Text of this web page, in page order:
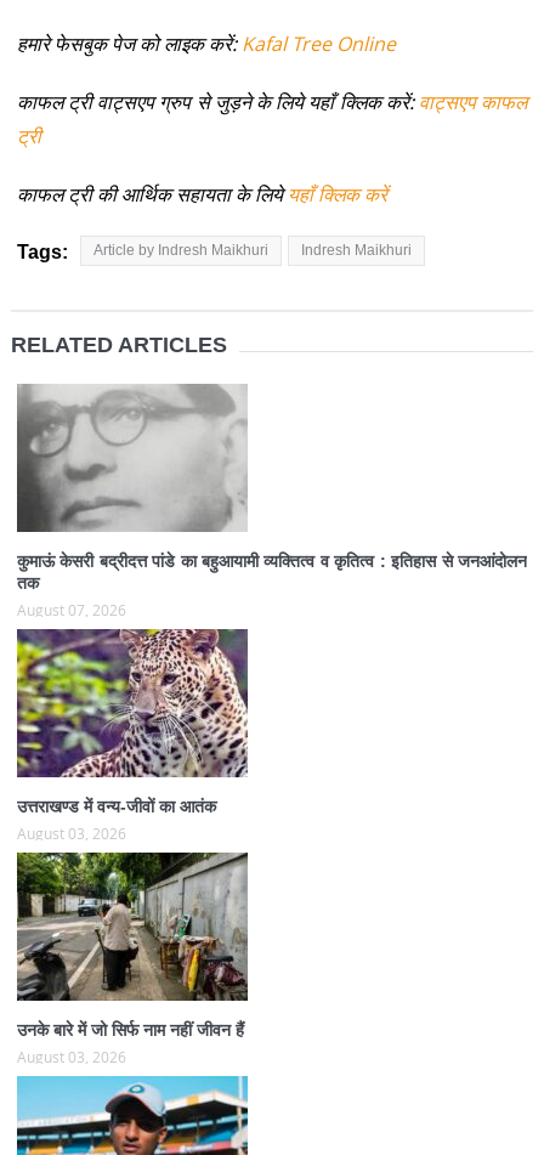
हमारे फेसबुक पेज को लाइक करें:Kafal Tree Online
काफल ट्री वाट्सएप ग्रुप से जुड़ने के लिये यहाँ क्लिक करें:वाट्सएप काफल
ट्री
काफल ट्री की आर्थिक सहायता के लियेयहाँ क्लिक करें
Tags: Article by Indresh Maikhuri Indresh Maikhuri
RELATED ARTICLES
कुमाऊं केसरी बद्रीदत्त पांडे का बहुआयामी व्यक्तित्व व कृतित्व : इतिहास से जनआंदोलन
तक
August 07, 2026
उत्तराखण्ड में वन्य-जीवों का आतंक
August 03, 2026
उनके बारे में जो सिर्फ नाम नहीं जीवन हैं
August 03, 2026